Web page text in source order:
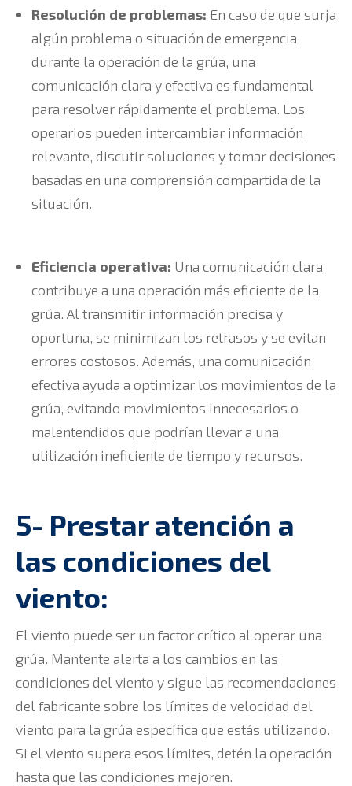
Resolución de problemas: En caso de que surja
algún problema o situación de emergencia
durante la operación de la grúa, una
comunicación clara y efectiva es fundamental
para resolver rápidamente el problema. Los
operarios pueden intercambiar información
relevante, discutir soluciones y tomar decisiones
basadas en una comprensión compartida de la
situación.
Eficiencia operativa: Una comunicación clara
contribuye a una operación más eficiente de la
grúa. Al transmitir información precisa y
oportuna, se minimizan los retrasos y se evitan
errores costosos. Además, una comunicación
efectiva ayuda a optimizar los movimientos de la
grúa, evitando movimientos innecesarios o
malentendidos que podrían llevar a una
utilización ineficiente de tiempo y recursos.
5- Prestar atención a
las condiciones del
viento:
El viento puede ser un factor crítico al operar una
grúa. Mantente alerta a los cambios en las
condiciones del viento y sigue las recomendaciones
del fabricante sobre los límites de velocidad del
viento para la grúa específica que estás utilizando.
Si el viento supera esos límites, detén la operación
hasta que las condiciones mejoren.